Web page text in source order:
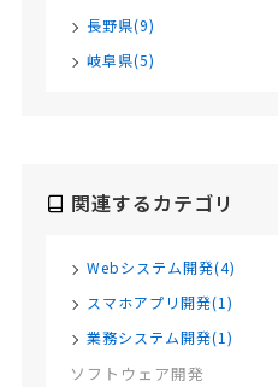
長野県(9)
岐阜県(5)
関連するカテゴリ
Webシステム開発(4)
スマホアプリ開発(1)
業務システム開発(1)
ソフトウェア開発